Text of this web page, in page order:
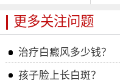
更多关注问题
治疗白癜风多少钱？
孩子脸上长白斑？